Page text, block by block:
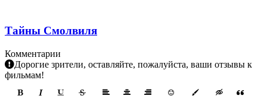
Тайны Смолвиля
Комментарии
Дорогие зрители, оставляйте, пожалуйста, ваши отзывы к
фильмам!